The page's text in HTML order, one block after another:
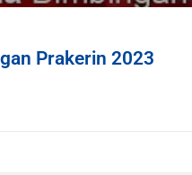
Prakerin 2023